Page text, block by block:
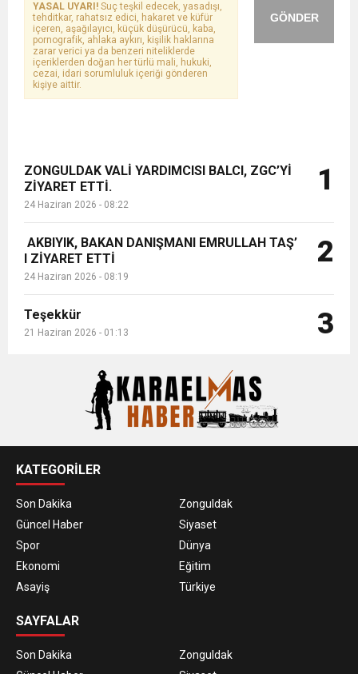
GÖNDER
YASAL UYARI! Suç teşkil edecek, yasadışı,
tehditkar, rahatsız edici, hakaret ve küfür
içeren, aşağılayıcı, küçük düşürücü, kaba,
pornografik, ahlaka aykırı, kişilik haklarına
zarar verici ya da benzeri niteliklerde
içeriklerden doğan her türlü mali, hukuki,
cezai, idari sorumluluk içeriği gönderen
kişiye aittir.
ZONGULDAK VALİ YARDIMCISI BALCI, ZGC’Yİ
ZİYARET ETTİ.
24 Haziran 2026 - 08:22
1
AKBIYIK, BAKAN DANIŞMANI EMRULLAH TAŞ’
I ZİYARET ETTİ
24 Haziran 2026 - 08:19
2
Teşekkür
21 Haziran 2026 - 01:13 3
KATEGORİLER
Son Dakika
Zonguldak
Güncel Haber
Siyaset
Spor
Dünya
Ekonomi
Eğitim
Asayiş
Türkiye
SAYFALAR
Son Dakika
Zonguldak